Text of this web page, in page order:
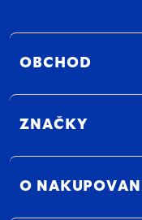
OBCHOD
ZNAČKY
O NAKUPOVANÍ